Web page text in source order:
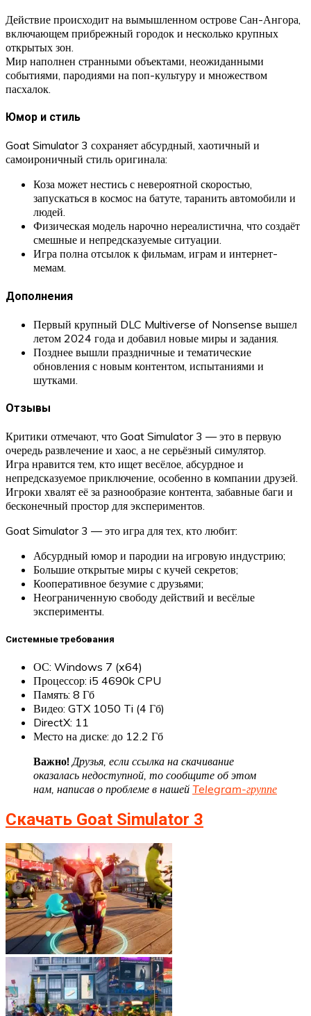
Действие происходит на вымышленном острове Сан-Ангора,
включающем прибрежный городок и несколько крупных
открытых зон.
Мир наполнен странными объектами, неожиданными
событиями, пародиями на поп-культуру и множеством
пасхалок.
Юмор и стиль
Goat Simulator 3 сохраняет абсурдный, хаотичный и
самоироничный стиль оригинала:
Коза может нестись с невероятной скоростью,
запускаться в космос на батуте, таранить автомобили и
людей.
Физическая модель нарочно нереалистична, что создаёт
смешные и непредсказуемые ситуации.
Игра полна отсылок к фильмам, играм и интернет-
мемам.
Дополнения
Первый крупный DLC Multiverse of Nonsense вышел
летом 2024 года и добавил новые миры и задания.
Позднее вышли праздничные и тематические
обновления с новым контентом, испытаниями и
шутками.
Отзывы
Критики отмечают, что Goat Simulator 3 — это в первую
очередь развлечение и хаос, а не серьёзный симулятор.
Игра нравится тем, кто ищет весёлое, абсурдное и
непредсказуемое приключение, особенно в компании друзей.
Игроки хвалят её за разнообразие контента, забавные баги и
бесконечный простор для экспериментов.
Goat Simulator 3 — это игра для тех, кто любит:
Абсурдный юмор и пародии на игровую индустрию;
Большие открытые миры с кучей секретов;
Кооперативное безумие с друзьями;
Неограниченную свободу действий и весёлые
эксперименты.
Системные требования
ОС: Windows 7 (x64)
Процессор: i5 4690k CPU
Память: 8 Гб
Видео: GTX 1050 Ti (4 Гб)
DirectX: 11
Место на диске: до 12.2 Гб
Важно! Друзья, если ссылка на скачивание
оказалась недоступной, то сообщите об этом
нам, написав о проблеме в нашей Telegram-группе
Скачать Goat Simulator 3